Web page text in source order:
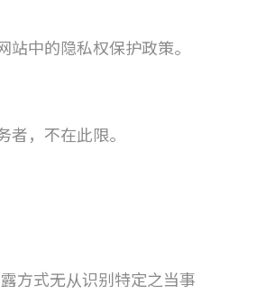
中的隐私权保护政策。
，不在此限。
方式无从识别特定之当事